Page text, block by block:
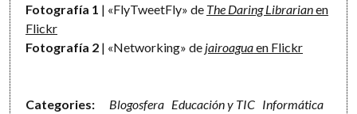
Fotografía 1 | «FlyTweetFly» de The Daring Librarianen
Flickr
Fotografía 2 | «Networking» de jairoaguaen Flickr
Categories: Blogosfera Educación y TIC Informática